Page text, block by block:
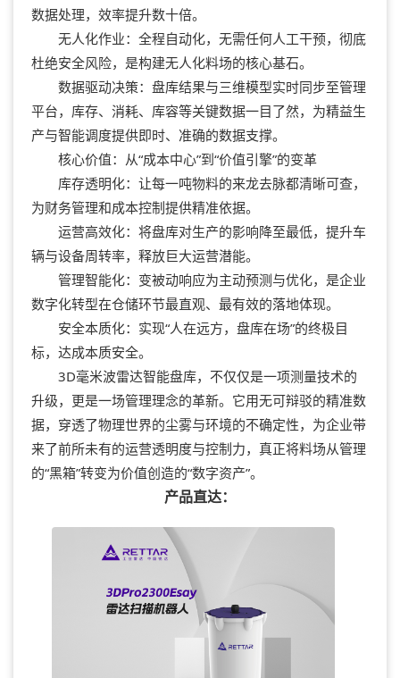
数据处理，效率提升数十倍。
无人化作业：全程自动化，无需任何人工干预，彻底
杜绝安全风险，是构建无人化料场的核心基石。
数据驱动决策：盘库结果与三维模型实时同步至管理
平台，库存、消耗、库容等关键数据一目了然，为精益生
产与智能调度提供即时、准确的数据支撑。
核心价值：从“成本中心”到“价值引擎”的变革
库存透明化：让每一吨物料的来龙去脉都清晰可查，
为财务管理和成本控制提供精准依据。
运营高效化：将盘库对生产的影响降至最低，提升车
辆与设备周转率，释放巨大运营潜能。
管理智能化：变被动响应为主动预测与优化，是企业
数字化转型在仓储环节最直观、最有效的落地体现。
安全本质化：实现“人在远方，盘库在场”的终极目
标，达成本质安全。
3D毫米波雷达智能盘库，不仅仅是一项测量技术的
升级，更是一场管理理念的革新。它用无可辩驳的精准数
据，穿透了物理世界的尘雾与环境的不确定性，为企业带
来了前所未有的运营透明度与控制力，真正将料场从管理
的“黑箱”转变为价值创造的“数字资产”。
产品直达：